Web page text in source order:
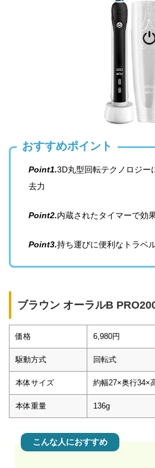
おすすめポイント
Point1.3D丸型回転テクノロジー
去力
Point2.内蔵されたタイマーで効
Point3.持ち運びに便利なトラベ
ブラウン オーラルB
価格 6,980円
駆動方式 回転式
本体サイズ 約幅27×奥行34×
本体重量 136g
こんな人におすすめ